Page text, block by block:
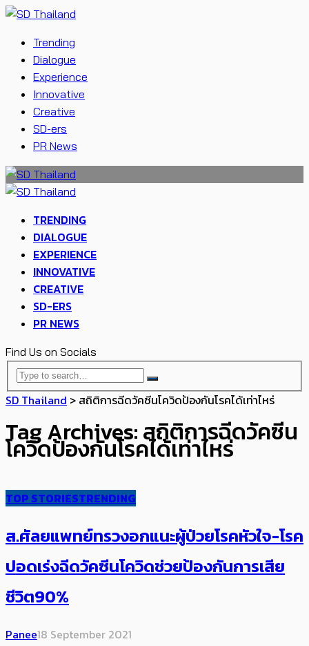
Trending
Dialogue
Experience
Innovative
Creative
SD-ers
PR News
TRENDING
DIALOGUE
EXPERIENCE
INNOVATIVE
CREATIVE
SD-ERS
PR NEWS
Find Us on Socials
SD Thailand > สถิติการฉีดวัคซีนโควิดป้องกันโรคได้เท่าไหร่
Tag Archives: สถิติการฉีดวัคซีน
โควิดป้องกันโรคได้เท่าไหร่
TOP STORIESTRENDING
ส.ศัลยแพทย์ทรวงอกแนะผู้ป่วยโรคหัวใจ-โรค
ปอดเร่งฉีดวัคซีนโควิดช่วยป้องกันการเสีย
ชีวิต90%
Panee18 September 2021